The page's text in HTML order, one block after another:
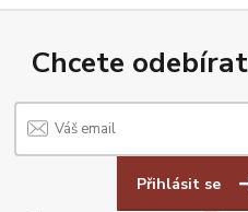
Chcete
Přihlásit se